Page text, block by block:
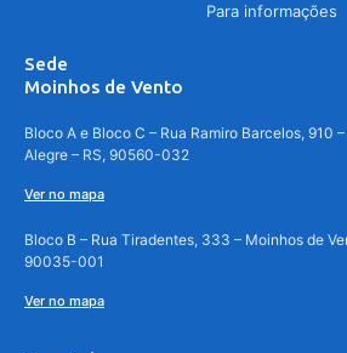
Para informações
Sede
Moinhos de Vento
Bloco A e Bloco C – Rua Ramiro Barcelos, 910
Alegre – RS, 90560-032
Ver no mapa
Bloco B – Rua Tiradentes, 333 – Moinhos de
90035-001
Ver no mapa